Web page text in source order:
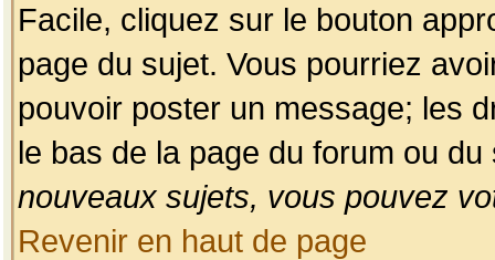
Facile, cliquez sur le bouton
page du sujet. Vous pourriez
pouvoir poster un message; les
le bas de la page du forum ou
nouveaux sujets, vous pouvez
Revenir en haut de page